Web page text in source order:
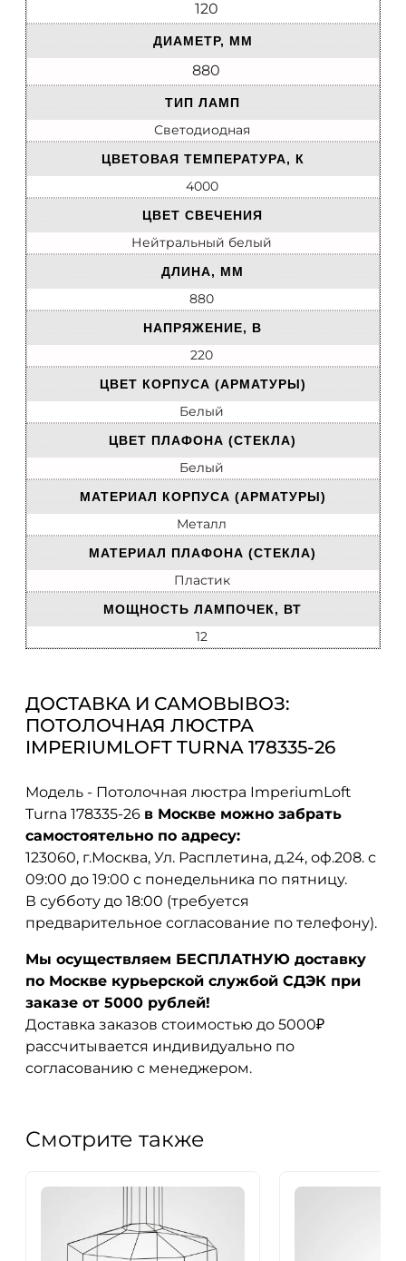
120
ДИАМЕТР, ММ
880
ТИП ЛАМП
Светодиодная
ЦВЕТОВАЯ ТЕМПЕРАТУРА, К
4000
ЦВЕТ СВЕЧЕНИЯ
Нейтральный белый
ДЛИНА, ММ
880
НАПРЯЖЕНИЕ, В
220
ЦВЕТ КОРПУСА (АРМАТУРЫ)
Белый
ЦВЕТ ПЛАФОНА (СТЕКЛА)
Белый
МАТЕРИАЛ КОРПУСА (АРМАТУРЫ)
Металл
МАТЕРИАЛ ПЛАФОНА (СТЕКЛА)
Пластик
МОЩНОСТЬ ЛАМПОЧЕК, ВТ
12
ДОСТАВКА И САМОВЫВОЗ:
ПОТОЛОЧНАЯ ЛЮСТРА
IMPERIUMLOFT TURNA 178335-26
Модель - Потолочная люстра ImperiumLoft
Turna 178335-26 в Москве можно забрать
самостоятельно по адресу:
123060, г.Москва, Ул. Расплетина, д.24, оф.208. с
09:00 до 19:00 с понедельника по пятницу.
В субботу до 18:00 (требуется
предварительное согласование по телефону).
Мы осуществляем БЕСПЛАТНУЮ доставку
по Москве курьерской службой СДЭК при
заказе от 5000 рублей!
Доставка заказов стоимостью до 5000₽
рассчитывается индивидуально по
согласованию с менеджером.
Смотрите также